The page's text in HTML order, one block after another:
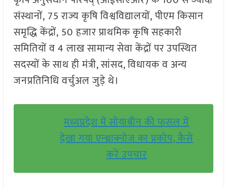
संस्थानों, 75 राज्य कृषि विश्वविद्यालयों, पीएम किसान
समृद्धि केंद्रों, 50 हजार प्राथमिक कृषि सहकारी
समितियों व 4 लाख सामान्य सेवा केंद्रों पर उपस्थित
सदस्यों के साथ ही मंत्री, सांसद, विधायक व अन्य
जनप्रतिनिधि वर्चुअल जुड़े थे।
मध्यप्रदेश में सोयाबीन की फसल में
देखा गया एन्थ्राक्नोज का प्रकोप, कैसे
करें उपचार